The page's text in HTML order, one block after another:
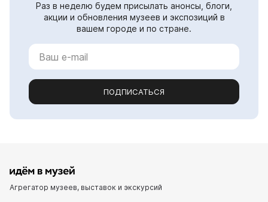
Раз в неделю будем присылать анонсы, блоги,
акции и обновления музеев и экспозиций в
вашем городе и по стране.
ПОДПИСАТЬСЯ
Агрегатор музеев, выставок и экскурсий